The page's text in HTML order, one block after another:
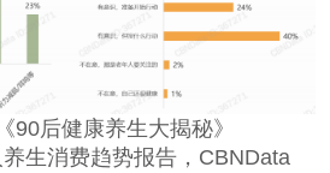
90后健康养生大揭秘》
生消费趋势报告，CBNData